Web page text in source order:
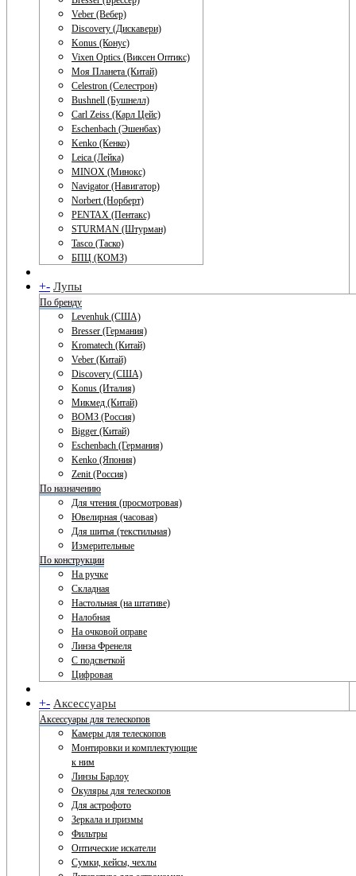
Veber (Вебер)
Discovery (Дискавери)
Konus (Конус)
Vixen Optics (Виксен Оптикс)
Моя Планета (Китай)
Celestron (Селестрон)
Bushnell (Бушнелл)
Carl Zeiss (Карл Цейс)
Eschenbach (Эшенбах)
Kenko (Кенко)
Leica (Лейка)
MINOX (Минокс)
Navigator (Навигатор)
Norbert (Норберт)
PENTAX (Пентакс)
STURMAN (Штурман)
Tasco (Таско)
БПЦ (КОМЗ)
+- Лупы
По бренду
Levenhuk (США)
Bresser (Германия)
Kromatech (Китай)
Veber (Китай)
Discovery (США)
Konus (Италия)
Микмед (Китай)
ВОМЗ (Россия)
Bigger (Китай)
Eschenbach (Германия)
Kenko (Япония)
Zenit (Россия)
По назначению
Для чтения (просмотровая)
Ювелирная (часовая)
Для шитья (текстильная)
Измерительные
По конструкции
На ручке
Складная
Настольная (на штативе)
Налобная
На очковой оправе
Линза Френеля
С подсветкой
Цифровая
+- Аксессуары
Аксессуары для телескопов
Камеры для телескопов
Монтировки и комплектующие
к ним
Линзы Барлоу
Окуляры для телескопов
Для астрофото
Зеркала и призмы
Фильтры
Оптические искатели
Сумки, кейсы, чехлы